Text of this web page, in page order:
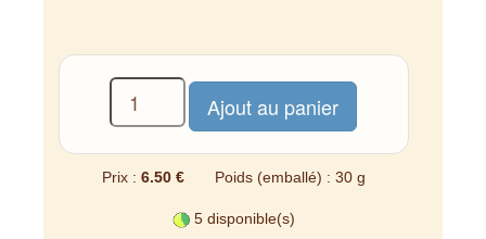
Prix : 6.50 € Poids (emballé) : 30 g
5 disponible(s)